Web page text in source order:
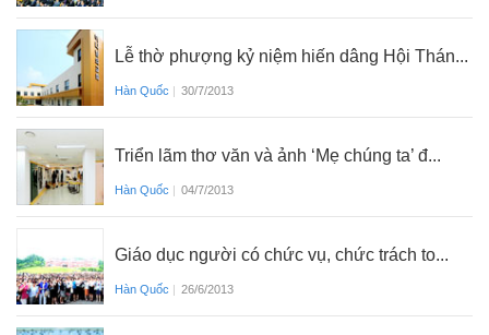
Lễ thờ phượng kỷ niệm hiến dâng Hội Thán...
Hàn Quốc | 30/7/2013
Triển lãm thơ văn và ảnh ‘Mẹ chúng ta’ đ...
Hàn Quốc | 04/7/2013
Giáo dục người có chức vụ, chức trách to...
Hàn Quốc | 26/6/2013